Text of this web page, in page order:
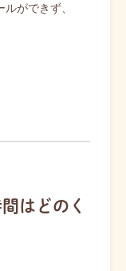
ができず、
はどのく